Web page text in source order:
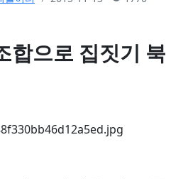
합으로 집짓기 북